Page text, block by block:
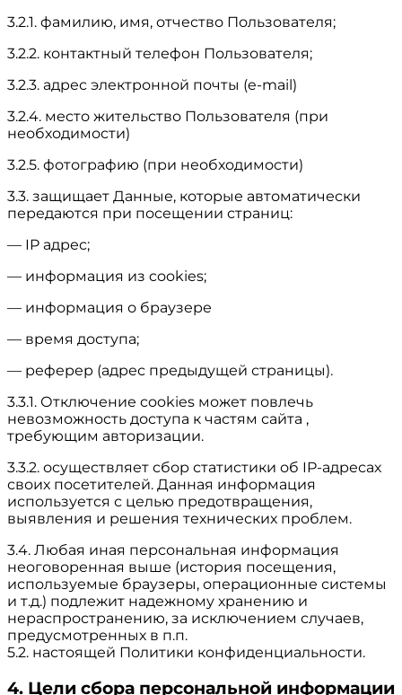
3.2.1. фамилию, имя, отчество Пользователя;
3.2.2. контактный телефон Пользователя;
3.2.3. адрес электронной почты (e-mail)
3.2.4. место жительство Пользователя (при
необходимости)
3.2.5. фотографию (при необходимости)
3.3. защищает Данные, которые автоматически
передаются при посещении страниц:
— IP адрес;
— информация из cookies;
— информация о браузере
— время доступа;
— реферер (адрес предыдущей страницы).
3.3.1. Отключение cookies может повлечь
невозможность доступа к частям сайта ,
требующим авторизации.
3.3.2. осуществляет сбор статистики об IP-адресах
своих посетителей. Данная информация
используется с целью предотвращения,
выявления и решения технических проблем.
3.4. Любая иная персональная информация
неоговоренная выше (история посещения,
используемые браузеры, операционные системы
и т.д.) подлежит надежному хранению и
нераспространению, за исключением случаев,
предусмотренных в п.п.
5.2. настоящей Политики конфиденциальности.
4. Цели сбора персональной информации